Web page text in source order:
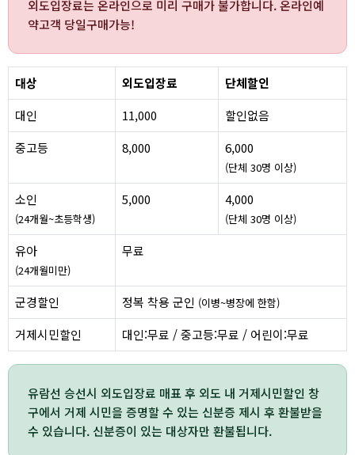
외도입장료는 온라인으로 미리 구매가 불가합니다. 온라인예
약고객 당일구매가능!
대상 외도입장료
단체할인
대인
11,000
할인없음
중고등
8,000 6,000
(단체 30명 이상)
소인
(24개월~초등학생)
5,000 4,000
(단체 30명 이상)
유아
(24개월미만)
무료
군경할인 정복 착용 군인 (이병~병장에 한함)
거제시민할인 대인:무료 / 중고등:무료 / 어린이:무료
유람선 승선시 외도입장료 매표 후 외도 내 거제시민할인 창
구에서 거제 시민을 증명할 수 있는 신분증 제시 후 환불받을
수 있습니다. 신분증이 있는 대상자만 환불됩니다.